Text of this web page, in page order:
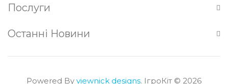
Послуги
Останні Новини
Powered By viewnick designs. ІгроКіт © 2026